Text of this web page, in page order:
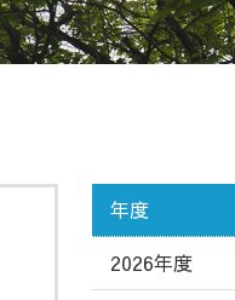
年度
2026年度